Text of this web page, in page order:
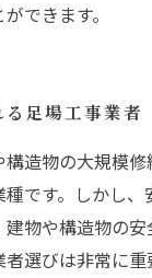
できます。
足場工事業者
造物の大規模
です。しかし
物や構造物の
選びは非常に重